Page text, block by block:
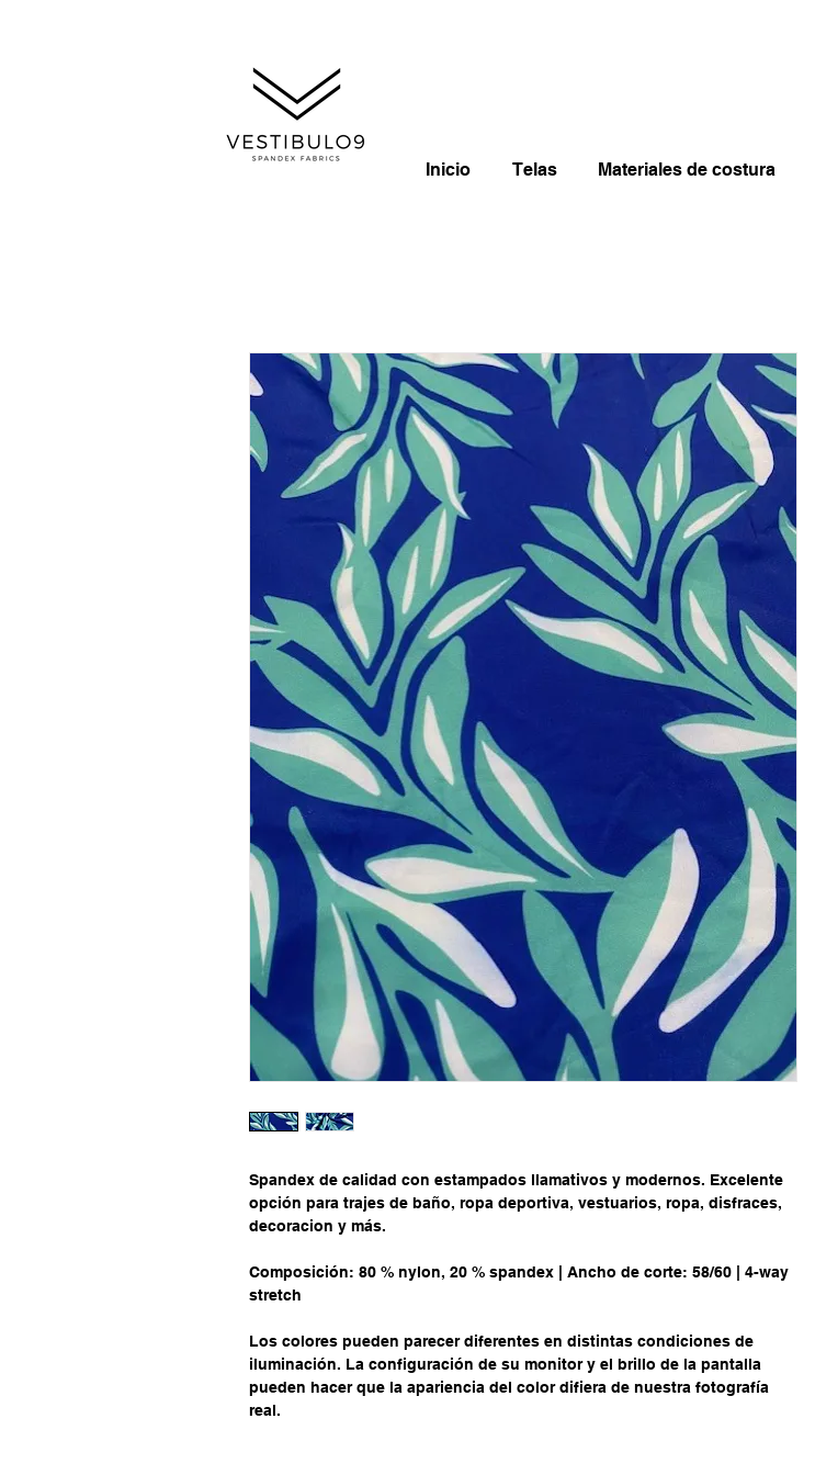
Inicio Telas Materiales de costura
Spandex de calidad con estampados llamativos y modernos. Excelente
opción para trajes de baño, ropa deportiva, vestuarios, ropa, disfraces,
decoracion y más.
Composición: 80 % nylon, 20 % spandex | Ancho de corte: 58/60 | 4-way
stretch
Los colores pueden parecer diferentes en distintas condiciones de
iluminación. La configuración de su monitor y el brillo de la pantalla
pueden hacer que la apariencia del color difiera de nuestra fotografía
real.